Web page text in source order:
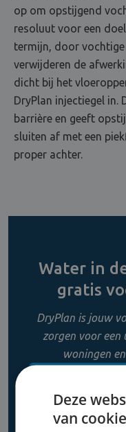
op om opstijgend
resoluut voor een
termijn, door vochtige
verwijderen de
dicht bij het
DryPlan injectiegel in.
barrière en geeft
sluiten af met een
proper achter.
Water in
gratis
DryPlan is jouw
zorgen voor een
woningen
Deze
van